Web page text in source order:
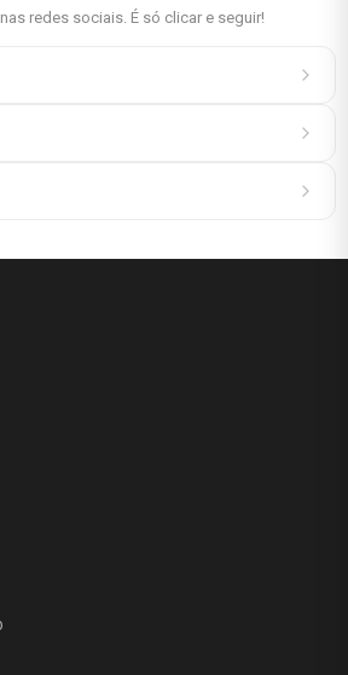
redes sociais. É só clicar e seguir!